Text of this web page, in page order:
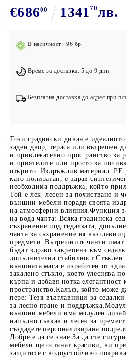
Волейбол
€68600 134170лв.
В наличност: 96 бр.
Време за доставка: 5 до 9 дни
Безплатна доставка до адрес при
Този градински диван е
заден двор, тераса или вътрешен
и привлекателно пространство за
и приятелите или просто за
открито. Издръжлив материал: PE
като полиратан, е здрав
необходима поддръжка, който
Той е лек, лесен за почистване и
външни мебели поради своята
на атмосферни влияния.Функция
на вода чанта: Всяка градинска
съхранение под седалката,
чанта за съхранение на
предмети. Вътрешните чанти имат
бъдат здраво закрепени към
допълнителна
външната маса е изработен от
закалено стъкло, което улеснява
кърпа и добавя нотка
пространство.Калъф, който може
пере: Тези възглавници за
за лесно пране и
външни мебели има модулен
напълно гъвкав и лесен за
създадете персонализирана
Добре е да се знае:За да сте
мебели ще останат красиви, ви
защитите с водоустойчиво